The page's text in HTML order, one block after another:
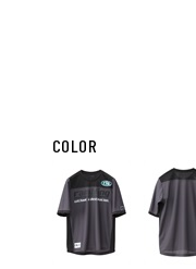
COLOR